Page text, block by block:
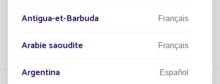
Antigua-et-Barbuda Français
Arabie saoudite Français
Argentina Español